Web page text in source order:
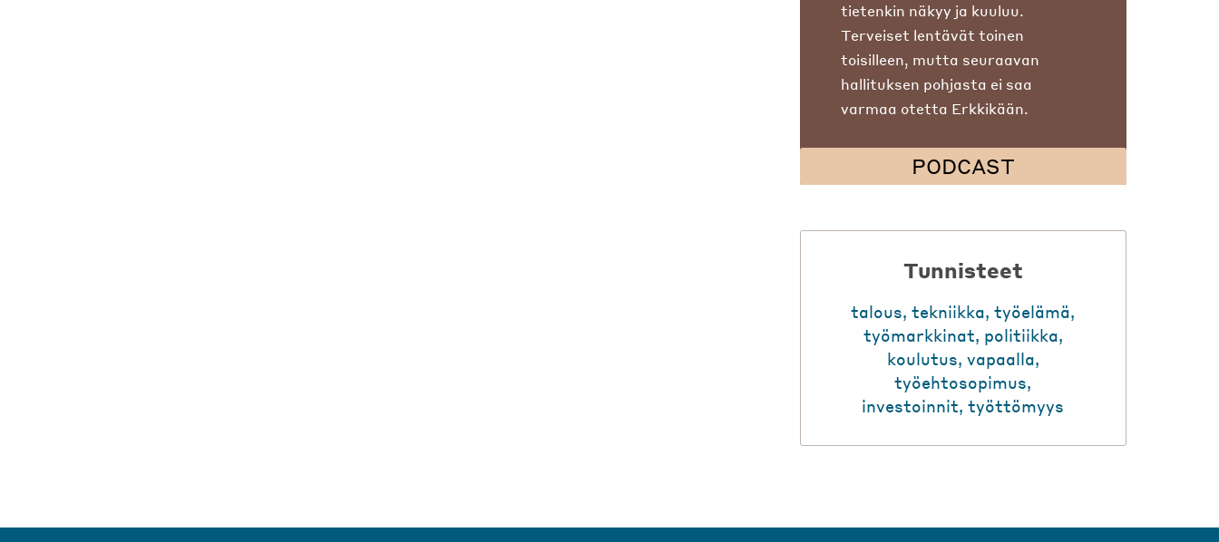
tietenkin näkyy ja kuuluu.
Terveiset lentävät toinen
toisilleen, mutta seuraavan
hallituksen pohjasta ei saa
varmaa otetta Erkkikään.
PODCAST
Tunnisteet
talous,tekniikka,työelämä,
työmarkkinat, politiikka,
koulutus, vapaalla,
työehtosopimus,
investoinnit,työttömyys